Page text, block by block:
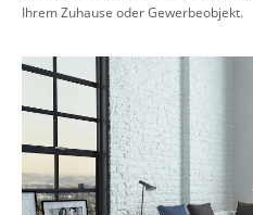
Ihrem Zuhause oder Gewerbeobjekt.